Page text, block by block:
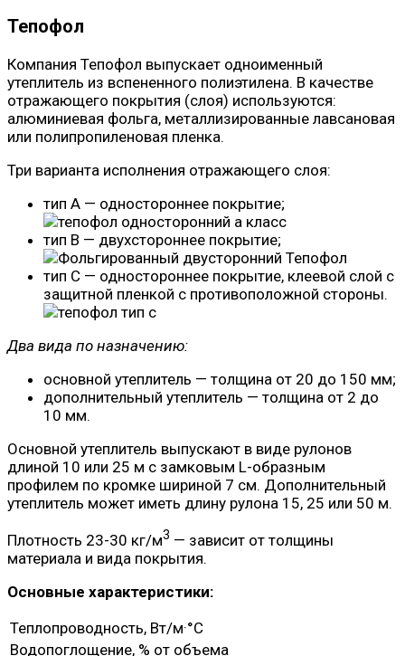
Тепофол
Компания Тепофол выпускает одноименный
утеплитель из вспененного полиэтилена. В качестве
отражающего покрытия (слоя) используются:
алюминиевая фольга, металлизированные лавсановая
или полипропиленовая пленка.
Три варианта исполнения отражающего слоя:
тип A — одностороннее покрытие;
тип B — двухстороннее покрытие;
тип C — одностороннее покрытие, клеевой слой с
защитной пленкой с противоположной стороны.
Два вида по назначению:
основной утеплитель — толщина от 20 до 150 мм;
дополнительный утеплитель — толщина от 2 до
10 мм.
Основной утеплитель выпускают в виде рулонов
длиной 10 или 25 м с замковым L-образным
профилем по кромке шириной 7 см. Дополнительный
утеплитель может иметь длину рулона 15, 25 или 50 м.
Плотность 23-30 кг/м3 — зависит от толщины
материала и вида покрытия.
Основные характеристики:
Теплопроводность, Вт/м·°C
Водопоглощение, % от объема